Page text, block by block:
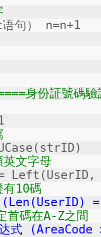
） n=n+1
身份証號碼驗
文字母
Left(UserID,
10碼
=
A-Z之間